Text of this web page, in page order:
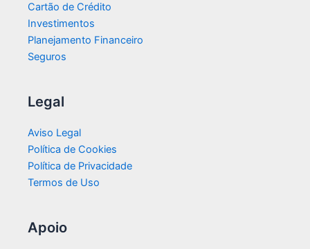
Cartão de Crédito
Investimentos
Planejamento Financeiro
Seguros
Legal
Aviso Legal
Política de Cookies
Política de Privacidade
Termos de Uso
Apoio